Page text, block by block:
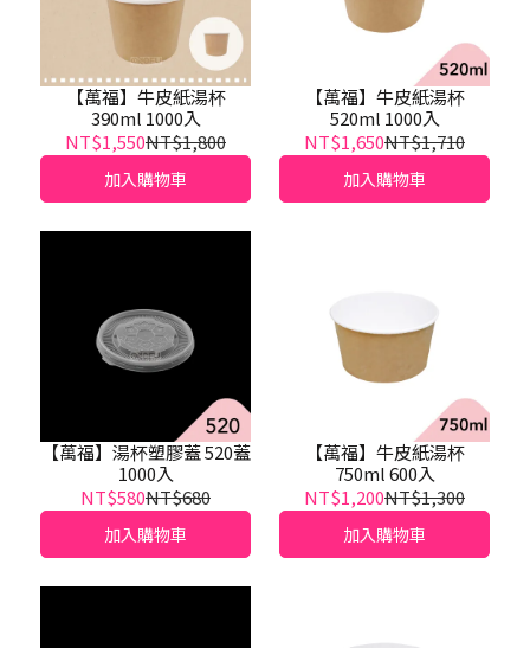
【萬福】牛皮紙湯杯
390ml 1000入
NT$1,550NT$1,800
加入購物車
【萬福】牛皮紙湯杯
520ml 1000入
NT$1,650NT$1,710
加入購物車
【萬福】湯杯塑膠蓋 520蓋
1000入
NT$580NT$680
加入購物車
【萬福】牛皮紙湯杯
750ml 600入
NT$1,200NT$1,300
加入購物車